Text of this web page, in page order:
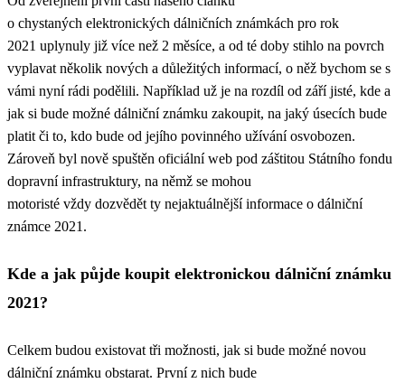
o chystaných elektronických dálničních známkách pro rok
2021 uplynuly již více než 2 měsíce, a od té doby stihlo na povrch
vyplavat několik nových a důležitých informací, o něž bychom se s
vámi nyní rádi podělili. Například už je na rozdíl od září jisté, kde a
jak si bude možné dálniční známku zakoupit, na jaký úsecích bude
platit či to, kdo bude od jejího povinného užívání osvobozen.
Zároveň byl nově spuštěn oficiální web pod záštitou Státního fondu
dopravní infrastruktury, na němž se mohou
motoristé vždy dozvědět ty nejaktuálnější informace o dálniční
známce 2021.
Kde a jak půjde koupit elektronickou dálniční známku
2021?
Celkem budou existovat tři možnosti, jak si bude možné novou
dálniční známku obstarat. První z nich bude